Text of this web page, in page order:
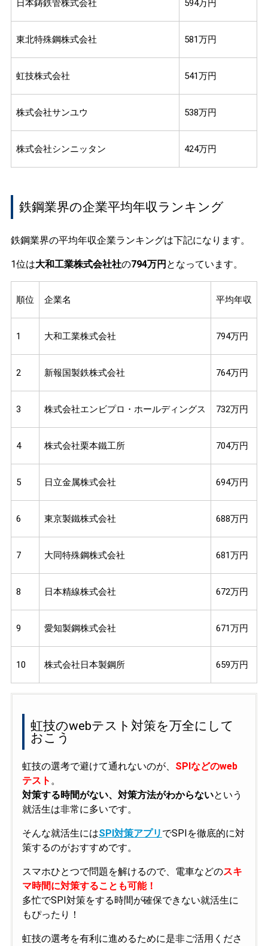
日本鋳鉄管株式会社 594万円
東北特殊鋼株式会社 581万円
虹技株式会社 541万円
株式会社サンユウ 538万円
株式会社シンニッタン 424万円
鉄鋼業界の企業平均年収ランキング
鉄鋼業界の平均年収企業ランキングは下記になります。
1位は大和工業株式会社社の794万円 となっています。
順位 企業名 平均年収
1 大和工業株式会社 794万円
2 新報国製鉄株式会社 764万円
3 株式会社エンビプロ・ホールディングス 732万円
4 株式会社栗本鐵工所 704万円
5 日立金属株式会社 694万円
6 東京製鐵株式会社 688万円
7 大同特殊鋼株式会社 681万円
8 日本精線株式会社 672万円
9 愛知製鋼株式会社 671万円
10 株式会社日本製鋼所 659万円
虹技のwebテスト対策を万全にして
おこう
虹技の選考で避けて通れないのが、 SPIなどのweb
テスト 。
対策する時間がない、対策方法がわからないという
就活生は非常に多いです。
そんな就活生にはSPI対策アプリ でSPIを徹底的に対
策するのがおすすめです。
スマホひとつで問題を解けるので、電車などのスキ
マ時間に対策することも可能！
多忙でSPI対策をする時間が確保できない就活生に
もぴったり！
虹技の選考を有利に進めるために是非ご活用くださ